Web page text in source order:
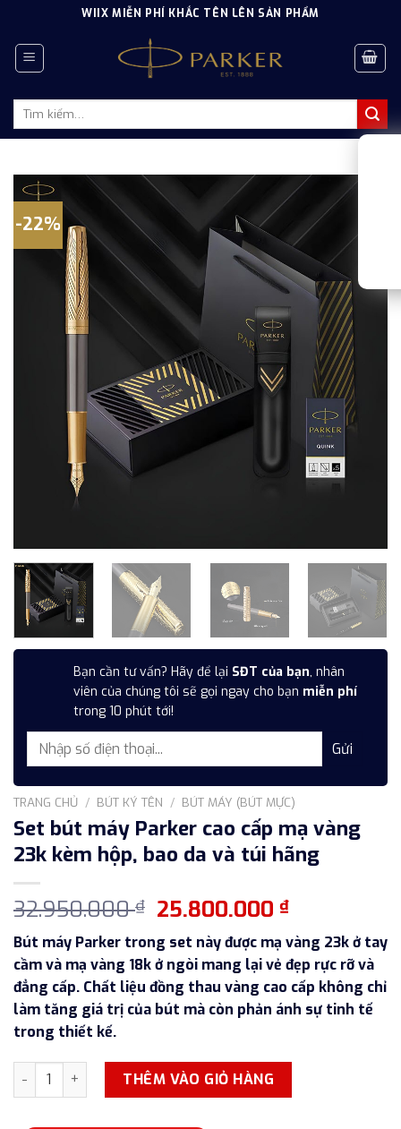
content
WIIX MIỄN PHÍ KHẮC TÊN LÊN SẢN PHẨM
Tìm
-22%
Bạn cần tư vấn? Hãy để lại SĐT của bạn, nhân
viên của chúng tôi sẽ gọi ngay cho bạn miễn phí
trong 10 phút tới!
TRANG CHỦ / BÚT KÝ TÊN / BÚT MÁY (BÚT MỰC)
Set bút máy Parker cao cấp mạ vàng
23k kèm hộp, bao da và túi hãng
32.950.000₫ Giá
gốc
là:
32.950.000 ₫.
25.800.000₫Giá
hiện
tại
là:
Bút máy Parker trong set này được mạ vàng 23k ở tay
cầm và mạ vàng 18k ở ngòi mang lại vẻ đẹp rực rỡ và
đẳng cấp. Chất liệu đồng thau vàng cao cấp không chỉ
làm tăng giá trị của bút mà còn phản ánh sự tinh tế
trong thiết kế.
Set bút máy Parker cao cấp mạ vàng 23k kèm hộp, bao da
THÊM VÀO GIỎ HÀNG